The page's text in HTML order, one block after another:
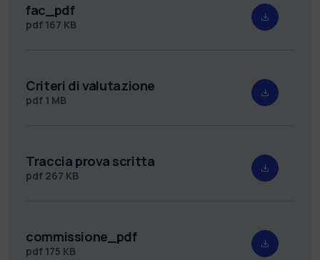
fac_pdf
pdf 167 KB
Criteri di valutazione
pdf 1 MB
Traccia prova scritta
pdf 267 KB
commissione_pdf
pdf 175 KB